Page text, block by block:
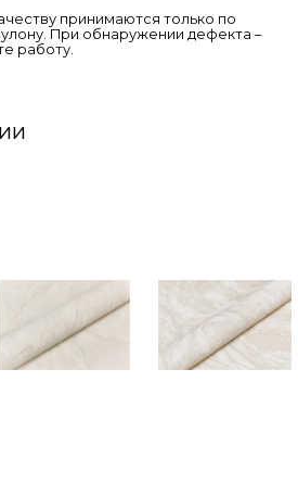
принимаются только по
При обнаружении дефекта –
работу.